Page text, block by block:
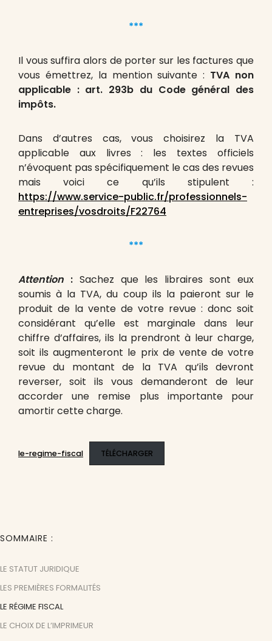
***
Il vous suffira alors de porter sur les factures que
vous émettrez, la mention suivante : TVA non
applicable : art. 293b du Code général des
impôts.
Dans d’autres cas, vous choisirez la TVA
applicable aux livres : les textes officiels
n’évoquent pas spécifiquement le cas des revues
mais voici ce qu’ils stipulent :
https://www.service-public.fr/professionnels-
entreprises/vosdroits/F22764
***
Attention : Sachez que les libraires sont eux
soumis à la TVA, du coup ils la paieront sur le
produit de la vente de votre revue : donc soit
considérant qu’elle est marginale dans leur
chiffre d’affaires, ils la prendront à leur charge,
soit ils augmenteront le prix de vente de votre
revue du montant de la TVA qu’ils devront
reverser, soit ils vous demanderont de leur
accorder une remise plus importante pour
amortir cette charge.
le-regime-fiscal TÉLÉCHARGER
SOMMAIRE
LE STATUT JURIDIQUE
LES PREMIÈRES FORMALITÉS
LE RÉGIME FISCAL
LE CHOIX DE L’IMPRIMEUR